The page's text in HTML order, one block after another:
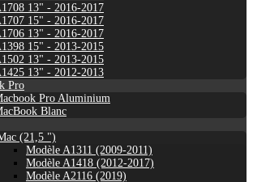
13" - 2016-2017
15" - 2016-2017
13" - 2016-2017
15" - 2013-2015
13" - 2013-2015
13" - 2012-2013
Pro
Pro Aluminium
Blanc
(21,5 ")
Modèle A1311 (2009-2011)
Modèle A1418 (2012-2017)
Modèle A2116 (2019)